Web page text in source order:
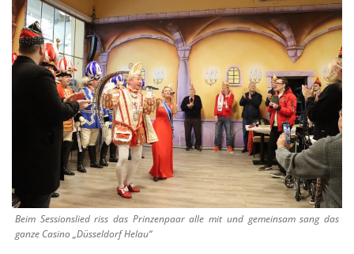
Beim Sessionslied riss das Prinzenpaar alle mit und gemeinsam sang das
ganze Casino „Düsseldorf Helau“